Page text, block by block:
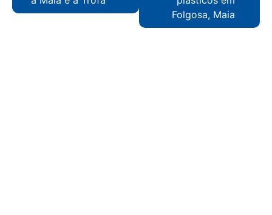
Folgosa, Maia